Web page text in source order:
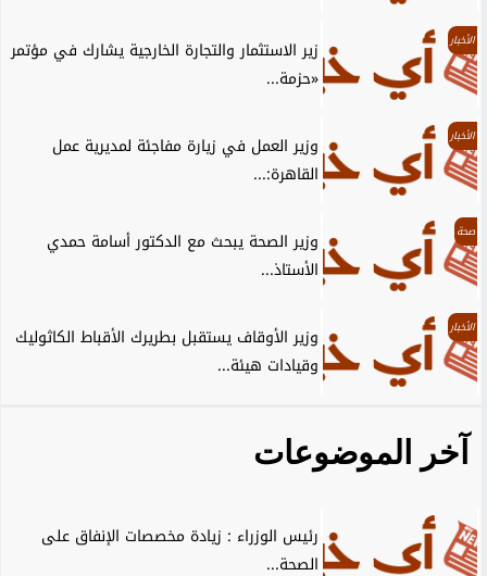
الأخبار
زير الاستثمار والتجارة الخارجية يشارك في مؤتمر
«حزمة...
الأخبار
وزير العمل في زيارة مفاجئة لمديرية عمل
القاهرة:...
صحة
وزير الصحة يبحث مع الدكتور أسامة حمدي
الأستاذ...
الأخبار
وزير الأوقاف يستقبل بطريرك الأقباط الكاثوليك
وقيادات هيئة...
آخر الموضوعات
رئيس الوزراء : زيادة مخصصات الإنفاق على
الصحة...